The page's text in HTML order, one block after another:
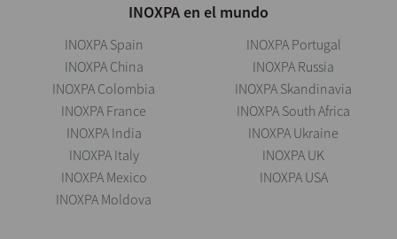
INOXPA en el mundo
INOXPA Spain
INOXPA China
INOXPA Colombia
INOXPA France
INOXPA India
INOXPA Italy
INOXPA Mexico
INOXPA Moldova
INOXPA Portugal
INOXPA Russia
INOXPA Skandinavia
INOXPA South Africa
INOXPA Ukraine
INOXPA UK
INOXPA USA